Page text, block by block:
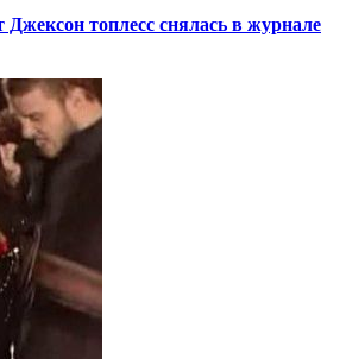
топлесс снялась в журнале